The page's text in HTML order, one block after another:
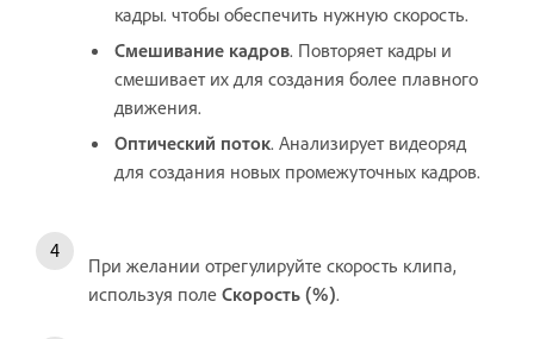
кадры. чтобы обеспечить нужную скорость.
Смешивание кадров. Повторяет кадры и
смешивает их для создания более плавного
движения.
Оптический поток. Анализирует видеоряд
для cоздания новых промежуточных кадров.
При желании отрегулируйте скорость клипа,
используя поле Скорость (%).